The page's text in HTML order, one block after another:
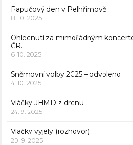
Papučový den v Pelhřimově
8. 10. 2025
Ohlednutí za mimořádným
ČR.
6. 10. 2025
Sněmovní volby 2025 – odvoleno
4. 10. 2025
Vláčky JHMD z dronu
24. 9. 2025
Vláčky vyjely (rozhovor)
20. 9. 2025